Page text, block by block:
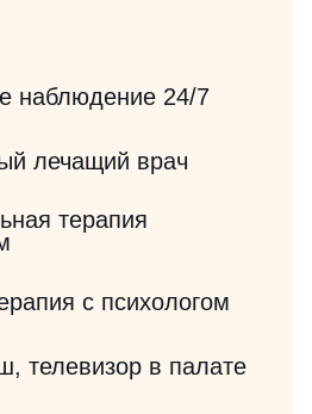
наблюдение 24/7
лечащий врач
терапия
с психологом
телевизор в палате